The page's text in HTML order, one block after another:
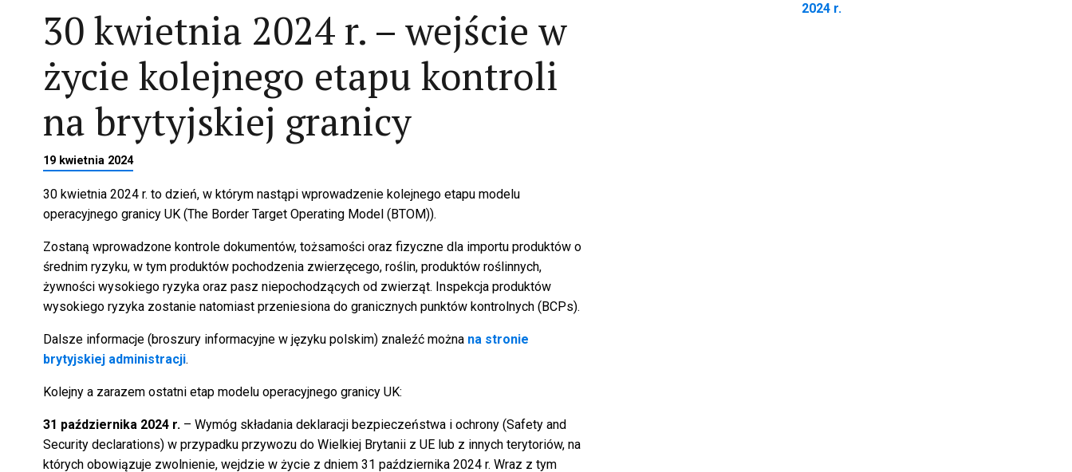
30 kwietnia 2024 r. – wejście w
życie kolejnego etapu kontroli
na brytyjskiej granicy
19 kwietnia 2024
30 kwietnia 2024 r. to dzień, w którym nastąpi wprowadzenie kolejnego etapu modelu
operacyjnego granicy UK (The Border Target Operating Model (BTOM)).
Zostaną wprowadzone kontrole dokumentów, tożsamości oraz fizyczne dla importu produktów o
średnim ryzyku, w tym produktów pochodzenia zwierzęcego, roślin, produktów roślinnych,
żywności wysokiego ryzyka oraz pasz niepochodzących od zwierząt. Inspekcja produktów
wysokiego ryzyka zostanie natomiast przeniesiona do granicznych punktów kontrolnych (BCPs).
Dalsze informacje (broszury informacyjne w języku polskim) znaleźć można na stronie
brytyjskiej administracji.
Kolejny a zarazem ostatni etap modelu operacyjnego granicy UK:
31 października 2024 r.– Wymóg składania deklaracji bezpieczeństwa i ochrony (Safety and
Security declarations) w przypadku przywozu do Wielkiej Brytanii z UE lub z innych terytoriów, na
których obowiązuje zwolnienie, wejdzie w życie z dniem 31 października 2024 r. Wraz z tym
2024 r.